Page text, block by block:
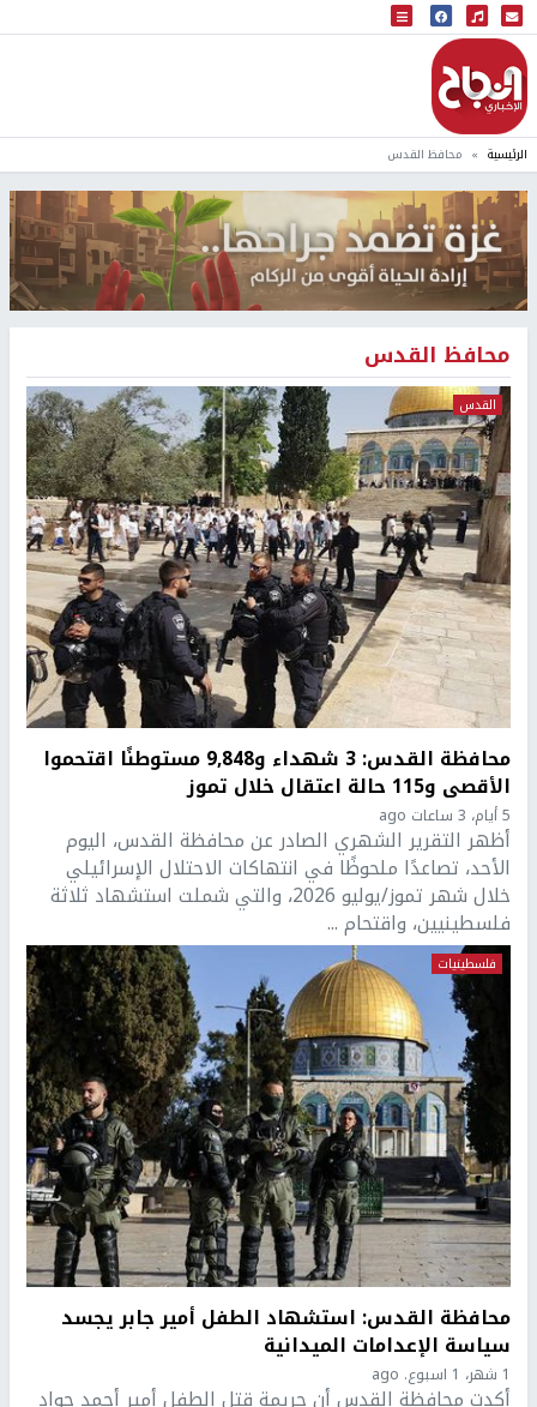
البث المباشر
إذاعة النجاح
الرئيسية محافظ القدس
محافظ القدس
القدس
محافظة القدس: 3 شهداء و9,848 مستوطنًا اقتحموا
الأقصى و115 حالة اعتقال خلال تموز
5 أيام، 3 ساعات ago
أظهر التقرير الشهري الصادر عن محافظة القدس، اليوم
الأحد، تصاعدًا ملحوظًا في انتهاكات الاحتلال الإسرائيلي
خلال شهر تموز/يوليو 2026، والتي شملت استشهاد ثلاثة
فلسطينيين، واقتحام ...
فلسطينيات
محافظة القدس: استشهاد الطفل أمير جابر يجسد
سياسة الإعدامات الميدانية
1 شهر، 1 اسبوع. ago
أكدت محافظة القدس أن جريمة قتل الطفل أمير أحمد جواد